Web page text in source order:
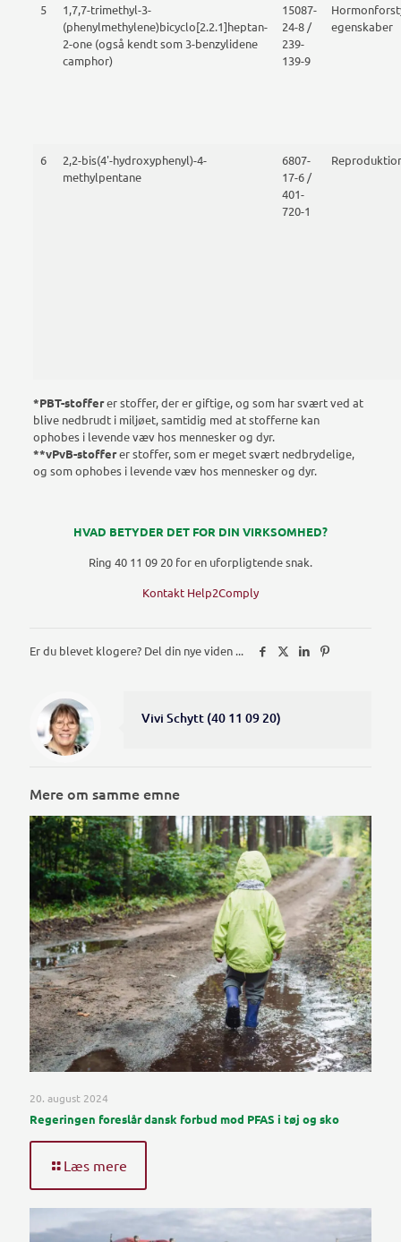
5
1,7,7-trimethyl-3-
(phenylmethylene)bicyclo[2.2.1]heptan-
2-one (også kendt som 3-benzylidene
camphor)
15087-
24-8 /
239-
139-9
egenskaber
6
2,2-bis(4'-hydroxyphenyl)-4-
methylpentane
6807-
17-6 /
401-
720-1
*PBT-stofferer stoffer, der er giftige, og som har svært ved at
blive nedbrudt i miljøet, samtidig med at stofferne kan
ophobes i levende væv hos mennesker og dyr.
**vPvB-stofferer stoffer, som er meget svært nedbrydelige,
og som ophobes i levende væv hos mennesker og dyr.
HVAD BETYDER DET FOR DIN VIRKSOMHED?
Ring 40 11 09 20 for en uforpligtende snak.
Kontakt Help2Comply
Er du blevet klogere? Del din nye viden ...
Vivi Schytt (40 11 09 20)
Mere om samme emne
20. august 2024
Regeringen foreslår dansk forbud mod PFAS i tøj og sko
Læs mere